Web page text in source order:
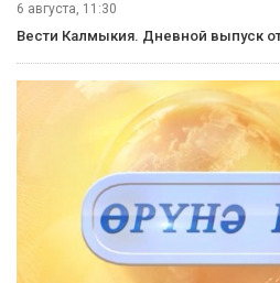
6 августа, 11:30
Вести Калмыкия. Дневной выпуск от